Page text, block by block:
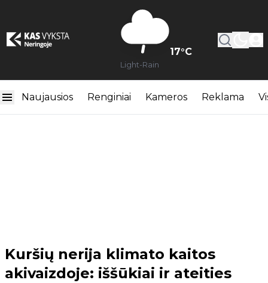
17°C
Light-Rain
Naujausios Renginiai Kameros Reklama
Kuršių nerija klimato kaitos
akivaizdoje: iššūkiai ir ateities